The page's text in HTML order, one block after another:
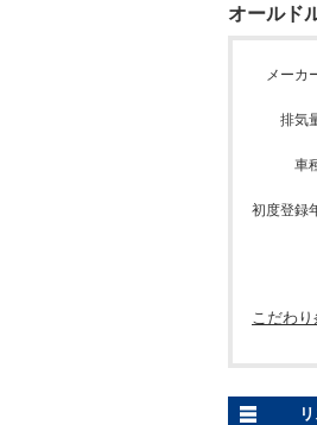
オールド
メーカ
排気
車
初度登録
こだわ